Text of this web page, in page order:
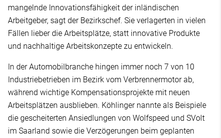
mangelnde Innovationsfähigkeit der inländischen
Arbeitgeber, sagt der Bezirkschef. Sie verlagerten in vielen
Fällen lieber die Arbeitsplätze, statt innovative Produkte
und nachhaltige Arbeitskonzepte zu entwickeln.
In der Automobilbranche hingen immer noch 7 von 10
Industriebetrieben im Bezirk vom Verbrennermotor ab,
während wichtige Kompensationsprojekte mit neuen
Arbeitsplätzen ausblieben. Köhlinger nannte als Beispiele
die gescheiterten Ansiedlungen von Wolfspeed und SVolt
im Saarland sowie die Verzögerungen beim geplanten